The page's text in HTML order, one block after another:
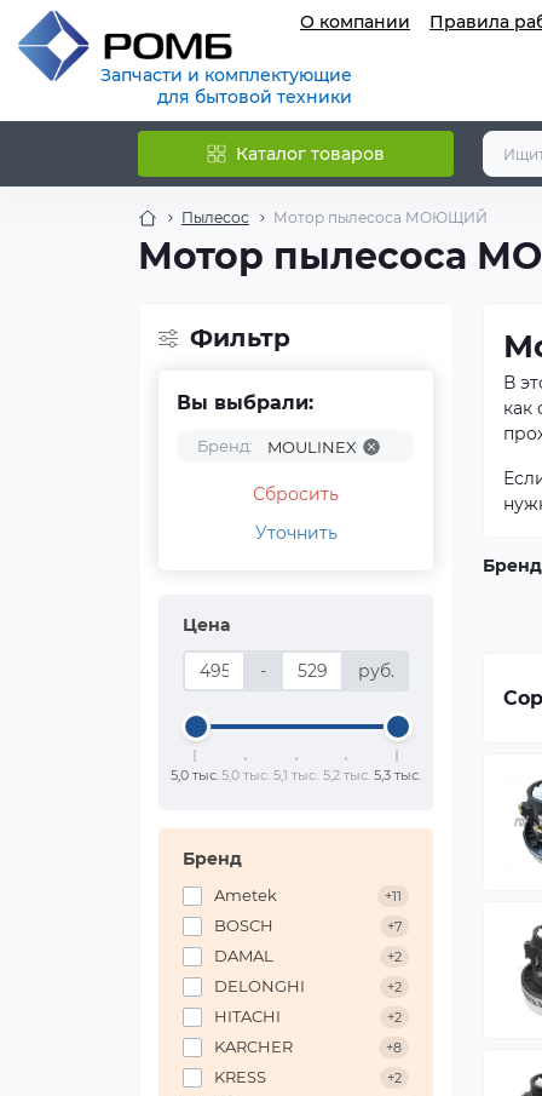
Запчасти и комплектующие
для бытовой техники
О компании Правила
Каталог товаров
Пылесос Мотор пылесоса МОЮЩИЙ
Мотор пылесоса
Фильтр
Вы выбрали:
Бренд: MOULINEX
Сбросить
Уточнить
Цена
- руб.
5,0 тыс.5,0 тыс. 5,1 тыс. 5,2 тыс. 5,3 тыс.
Бренд
Ametek +11
BOSCH +7
DAMAL +2
DELONGHI +2
HITACHI +2
KARCHER +8
KRESS +2
В
как
Бренд